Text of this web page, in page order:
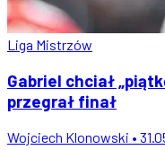
Liga Mistrzów
Gabriel chciał
przegrał finał
Wojciech Klonowski •